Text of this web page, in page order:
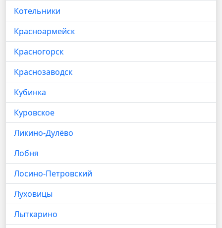
Котельники
Красноармейск
Красногорск
Краснозаводск
Кубинка
Куровское
Ликино-Дулёво
Лобня
Лосино-Петровский
Луховицы
Лыткарино